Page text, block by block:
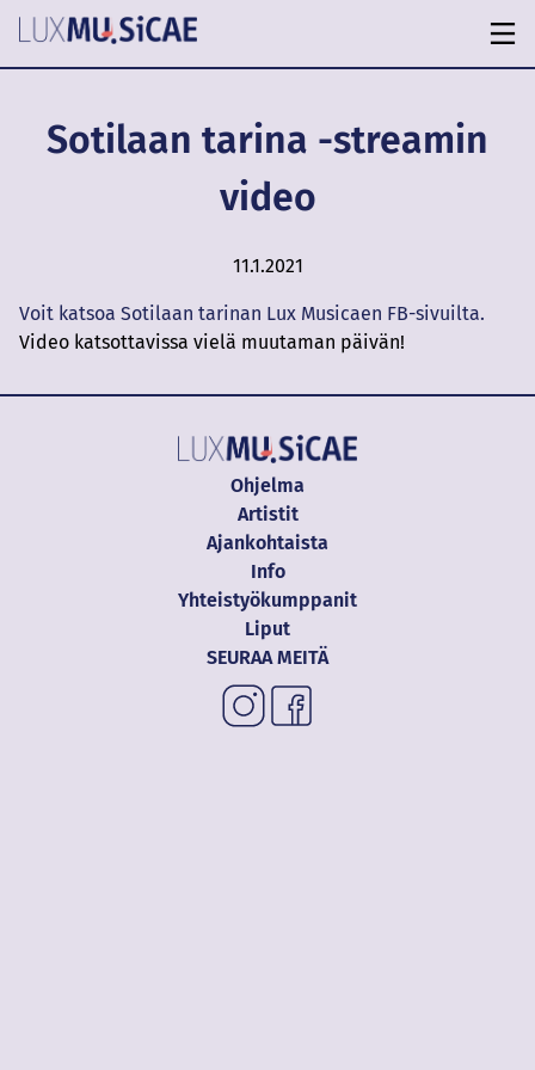
Sotilaan tarina -streamin
video
11.1.2021
Voit katsoa Sotilaan tarinan Lux Musicaen FB-sivuilta.
Video katsottavissa vielä muutaman päivän!
Ohjelma
Artistit
Ajankohtaista
Info
Yhteistyökumppanit
Liput
SEURAA MEITÄ